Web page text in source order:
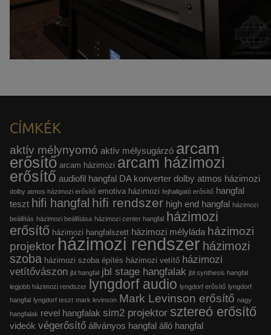
CÍMKÉK
aktív mélynyomó aktív mélysugárzó arcam
erősítő arcam házimozi arcam házimozi
erősítő audiofil hangfal DA konverter dolby atmos házimozi
dolby atmos házimozi erősítő emotiva házimozi fejhallgató erősítő hangfal
teszt hifi hangfal hifi rendszer high end hangfal
házimozi
beállítás házimozi beállítása házimozi center hangfal
házimozi
erősítő házimozi hangfalszett házimozi mélyláda házimozi
projektor házimozi rendszer házimozi
szoba házimozi szoba építés házimozi vetítő házimozi
vetítővászon jbl hangfal jbl stage hangfalak jbl synthesis hangfal
legjobb házimozi rendszer
lyngdorf audio lyngdorf erősítő lyngdorf
hangfal
lyngdorf teszt mark levinson Mark Levinson erősítő nagy
hangfalak revel hangfalak sim2 projektor sztereó erősítő
videók végerősítő állványos hangfal álló hangfal